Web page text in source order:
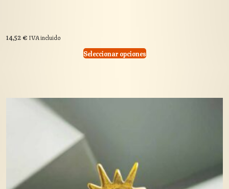
14,52€ IVA incluido
Seleccionar opciones